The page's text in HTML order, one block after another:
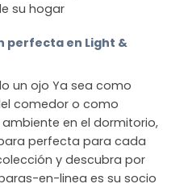
su hogar
perfecta en Light &
un ojo Ya sea como
comedor o como
en el dormitorio,
perfecta para cada
y descubra por
en-linea es su socio